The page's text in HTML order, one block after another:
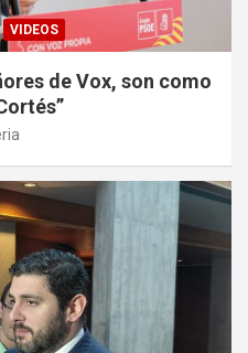
VIDEOS
de Vox, son como